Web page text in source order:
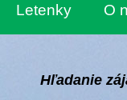
Letenky O
Hľadanie